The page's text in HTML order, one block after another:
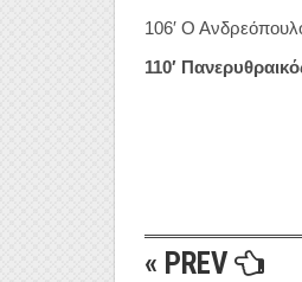
106′ Ο
110′
« PREV